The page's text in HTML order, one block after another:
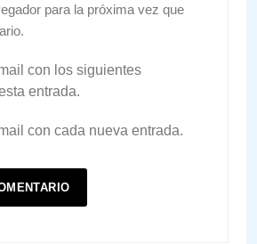
para la próxima vez que
con los siguientes
entrada.
con cada nueva entrada.